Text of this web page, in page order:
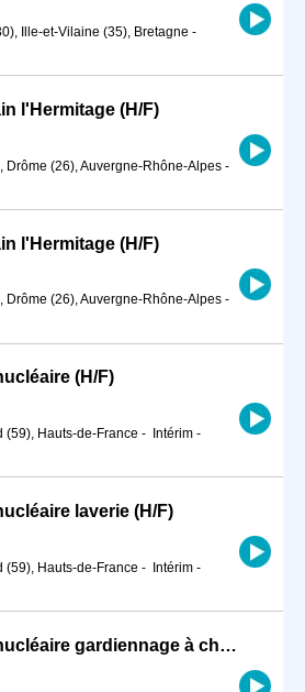
Ille-et-Vilaine (35), Bretagne -
l'Hermitage (H/F)
Drôme (26), Auvergne-Rhône-Alpes -
l'Hermitage (H/F)
Drôme (26), Auvergne-Rhône-Alpes -
(H/F)
(59), Hauts-de-France - Intérim -
laverie (H/F)
(59), Hauts-de-France - Intérim -
Agent logistique nucléaire gardiennage à chaud (H/F)